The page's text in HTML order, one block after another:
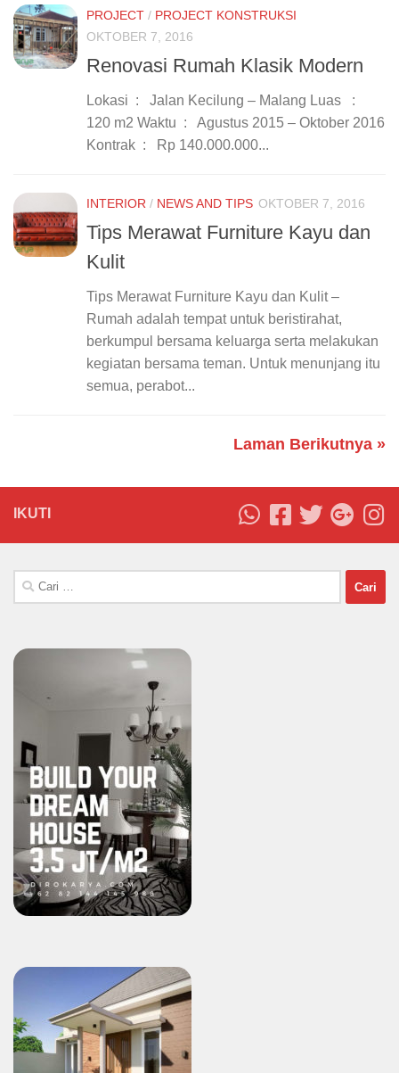
PROJECT / PROJECT KONSTRUKSI
OKTOBER 7, 2016
Renovasi Rumah Klasik Modern
Lokasi : Jalan Kecilung – Malang Luas :
120 m2 Waktu : Agustus 2015 – Oktober 2016
Kontrak : Rp 140.000.000...
INTERIOR / NEWS AND TIPS OKTOBER 7, 2016
Tips Merawat Furniture Kayu dan
Kulit
Tips Merawat Furniture Kayu dan Kulit –
Rumah adalah tempat untuk beristirahat,
berkumpul bersama keluarga serta melakukan
kegiatan bersama teman. Untuk menunjang itu
semua, perabot...
Laman Berikutnya »
IKUTI
Cari
untuk: